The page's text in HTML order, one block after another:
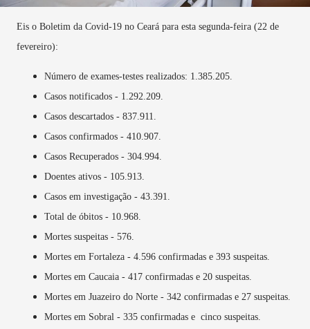
Eis o Boletim da Covid-19 no Ceará para esta segunda-feira (22 de
fevereiro):
Número de exames-testes realizados: 1.385.205.
Casos notificados - 1.292.209.
Casos descartados - 837.911.
Casos confirmados - 410.907.
Casos Recuperados - 304.994.
Doentes ativos - 105.913.
Casos em investigação - 43.391.
Total de óbitos - 10.968.
Mortes suspeitas - 576.
Mortes em Fortaleza - 4.596 confirmadas e 393 suspeitas.
Mortes em Caucaia - 417 confirmadas e 20 suspeitas.
Mortes em Juazeiro do Norte - 342 confirmadas e 27 suspeitas.
Mortes em Sobral - 335 confirmadas e cinco suspeitas.